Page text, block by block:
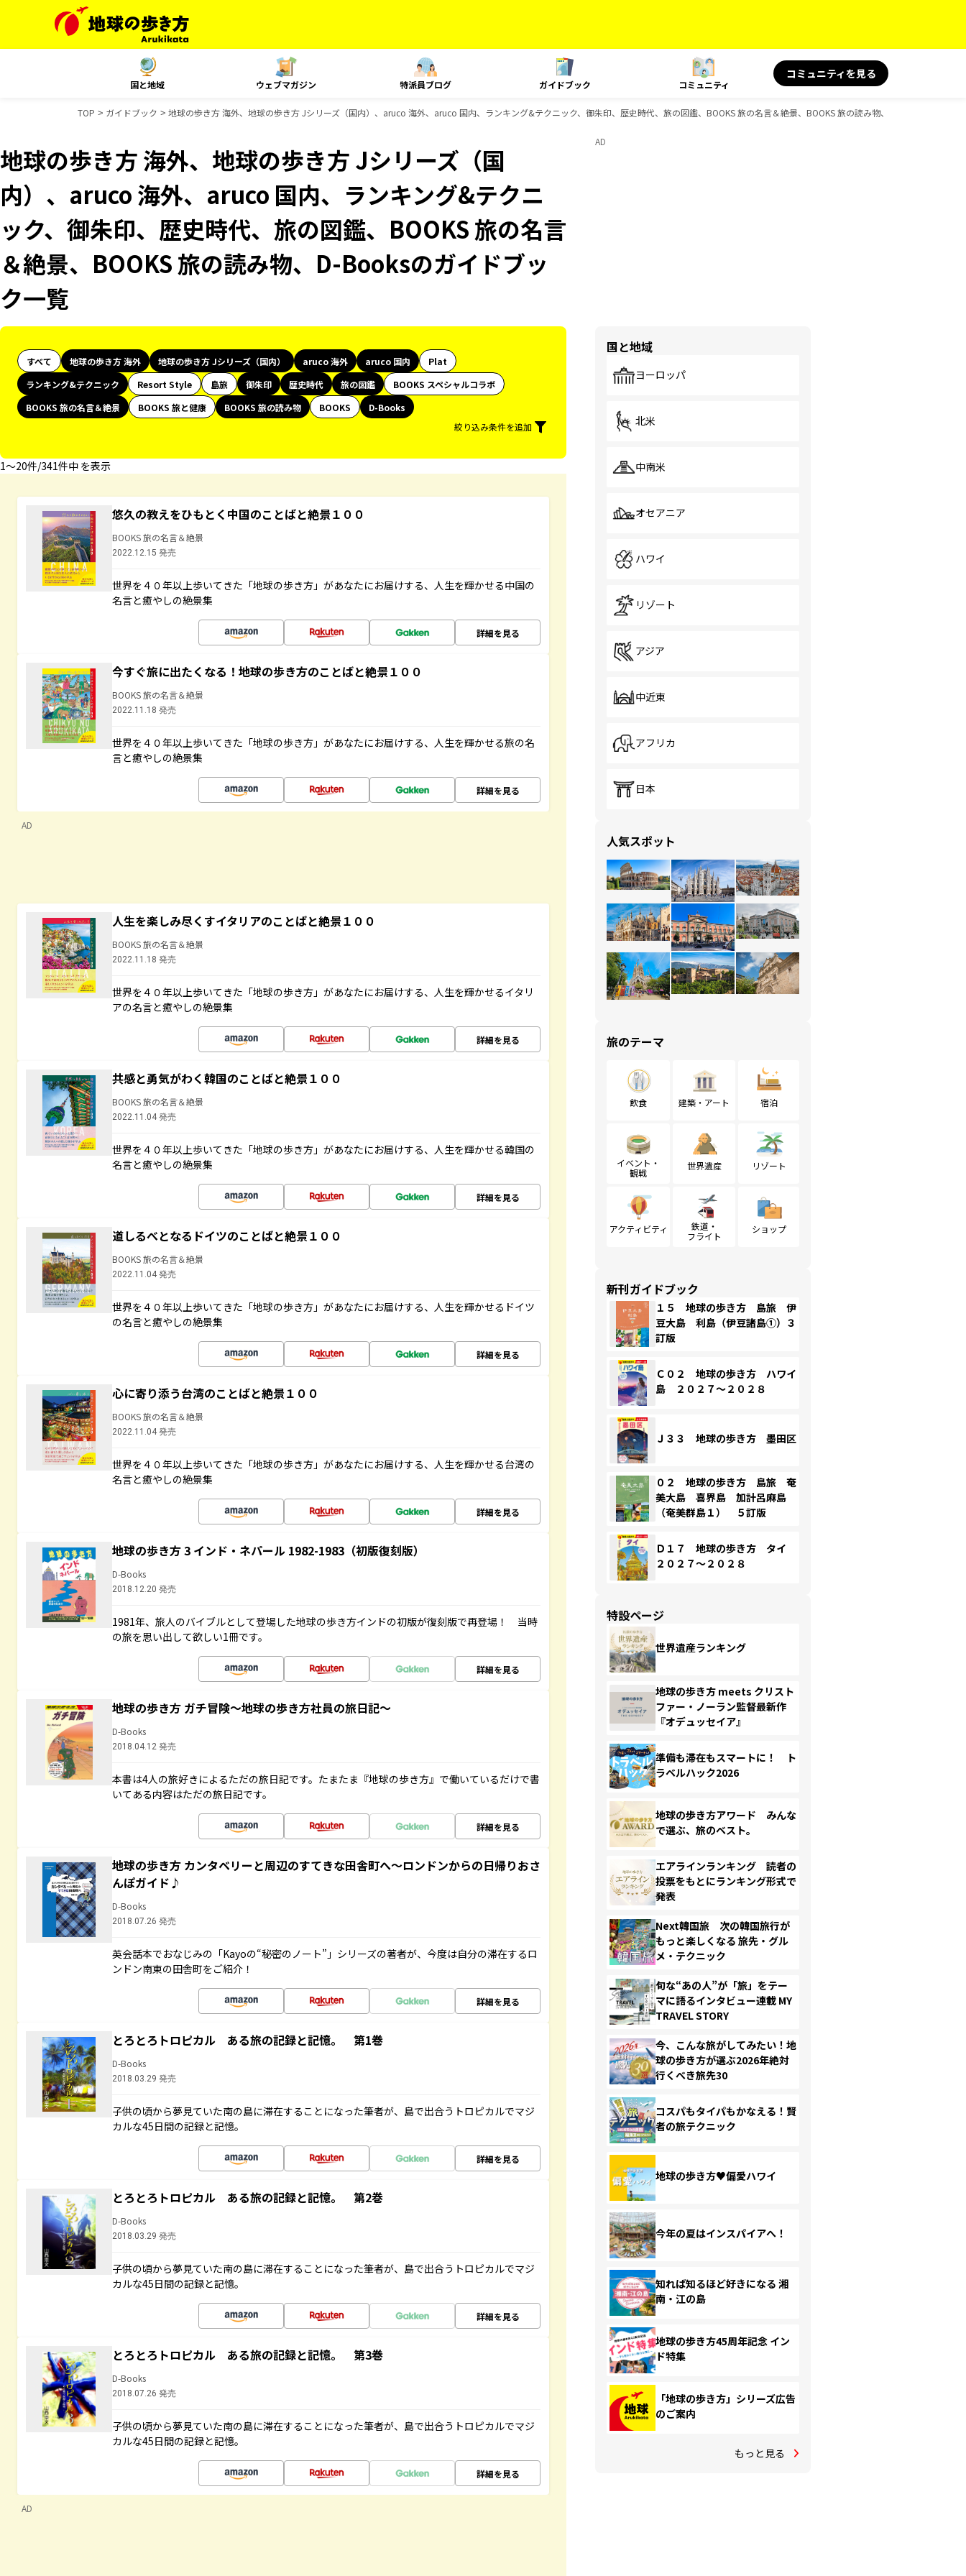
国と地域 ウェブマガジン 特派員ブログ ガイドブック コミュニティ
コミュニティを見る
TOP ガイドブック 地球の歩き方 海外、地球の歩き方 Jシリーズ（国内）、aruco 海外、aruco 国内、ランキング&テクニック、御朱印、歴史時代、旅の図鑑、BOOKS 旅の名言＆絶景、BOOKS 旅の読み物、D-Booksのガイド
地球の歩き方 海外、地球の歩き方 Jシリーズ（国
内）、aruco 海外、aruco 国内、ランキング&テクニ
ック、御朱印、歴史時代、旅の図鑑、BOOKS 旅の名言
＆絶景、BOOKS 旅の読み物、D-Booksのガイドブッ
ク一覧
すべて 地球の歩き方 海外 地球の歩き方 Jシリーズ（国内） aruco 海外 aruco 国内
Plat
ランキング&テクニック
Resort Style 島旅 御朱印 歴史時代 旅の図鑑
BOOKS スペシャルコラボ
BOOKS 旅の名言＆絶景
BOOKS 旅と健康 BOOKS 旅の読み物 BOOKS
D-Books
絞り込み条件を追加
1〜20件/341件中 を表示
悠久の教えをひもとく中国のことばと絶景１００
BOOKS 旅の名言＆絶景
2022.12.15 発売
世界を４０年以上歩いてきた「地球の歩き方」があなたにお届けする、人生を輝かせる中国の
名言と癒やしの絶景集
詳細を見る
今すぐ旅に出たくなる！地球の歩き方のことばと絶景１００
BOOKS 旅の名言＆絶景
2022.11.18 発売
世界を４０年以上歩いてきた「地球の歩き方」があなたにお届けする、人生を輝かせる旅の名
言と癒やしの絶景集
詳細を見る
AD
人生を楽しみ尽くすイタリアのことばと絶景１００
BOOKS 旅の名言＆絶景
2022.11.18 発売
世界を４０年以上歩いてきた「地球の歩き方」があなたにお届けする、人生を輝かせるイタリ
アの名言と癒やしの絶景集
詳細を見る
共感と勇気がわく韓国のことばと絶景１００
BOOKS 旅の名言＆絶景
2022.11.04 発売
世界を４０年以上歩いてきた「地球の歩き方」があなたにお届けする、人生を輝かせる韓国の
名言と癒やしの絶景集
詳細を見る
道しるべとなるドイツのことばと絶景１００
BOOKS 旅の名言＆絶景
2022.11.04 発売
世界を４０年以上歩いてきた「地球の歩き方」があなたにお届けする、人生を輝かせるドイツ
の名言と癒やしの絶景集
詳細を見る
心に寄り添う台湾のことばと絶景１００
BOOKS 旅の名言＆絶景
2022.11.04 発売
世界を４０年以上歩いてきた「地球の歩き方」があなたにお届けする、人生を輝かせる台湾の
名言と癒やしの絶景集
詳細を見る
地球の歩き方 3 インド・ネパール 1982-1983（初版復刻版）
D-Books
2018.12.20 発売
1981年、旅人のバイブルとして登場した地球の歩き方インドの初版が復刻版で再登場！ 当時
の旅を思い出して欲しい1冊です。
詳細を見る
地球の歩き方 ガチ冒険～地球の歩き方社員の旅日記～
D-Books
2018.04.12 発売
本書は4人の旅好きによるただの旅日記です。たまたま『地球の歩き方』で働いているだけで書
いてある内容はただの旅日記です。
詳細を見る
地球の歩き方 カンタベリーと周辺のすてきな田舎町へ～ロンドンからの日帰りおさ
んぽガイド♪
D-Books
2018.07.26 発売
英会話本でおなじみの「Kayoの“秘密のノート”」シリーズの著者が、今度は自分の滞在するロ
ンドン南東の田舎町をご紹介！
詳細を見る
とろとろトロピカル ある旅の記録と記憶。 第1巻
D-Books
2018.03.29 発売
子供の頃から夢見ていた南の島に滞在することになった筆者が、島で出合うトロピカルでマジ
カルな45日間の記録と記憶。
詳細を見る
とろとろトロピカル ある旅の記録と記憶。 第2巻
D-Books
2018.03.29 発売
子供の頃から夢見ていた南の島に滞在することになった筆者が、島で出合うトロピカルでマジ
カルな45日間の記録と記憶。
詳細を見る
とろとろトロピカル ある旅の記録と記憶。 第3巻
D-Books
2018.07.26 発売
子供の頃から夢見ていた南の島に滞在することになった筆者が、島で出合うトロピカルでマジ
カルな45日間の記録と記憶。
詳細を見る
AD
AD
国と地域
ヨーロッパ
北米
中南米
オセアニア
ハワイ
リゾート
アジア
中近東
アフリカ
日本
人気スポット
旅のテーマ
飲食 建築・アート 宿泊
イベント・
観戦
世界遺産 リゾート
アクティビティ
鉄道・
フライト
ショップ
新刊ガイドブック
１５ 地球の歩き方 島旅 伊
豆大島 利島（伊豆諸島①）３
訂版
Ｃ０２ 地球の歩き方 ハワイ
島 ２０２７～２０２８
Ｊ３３ 地球の歩き方 墨田区
０２ 地球の歩き方 島旅 奄
美大島 喜界島 加計呂麻島
（奄美群島１） ５訂版
Ｄ１７ 地球の歩き方 タイ
２０２７～２０２８
特設ページ
世界遺産ランキング
地球の歩き方 meets クリスト
ファー・ノーラン監督最新作
『オデュッセイア』
準備も滞在もスマートに！ ト
ラベルハック2026
地球の歩き方アワード みんな
で選ぶ、旅のベスト。
エアラインランキング 読者の
投票をもとにランキング形式で
発表
Next韓国旅 次の韓国旅行が
もっと楽しくなる 旅先・グル
メ・テクニック
旬な“あの人”が「旅」をテー
マに語るインタビュー連載 MY
TRAVEL STORY
今、こんな旅がしてみたい！地
球の歩き方が選ぶ2026年絶対
行くべき旅先30
コスパもタイパもかなえる！賢
者の旅テクニック
地球の歩き方♥偏愛ハワイ
今年の夏はインスパイアへ！
知れば知るほど好きになる 湘
南・江の島
地球の歩き方45周年記念 イン
ド特集
「地球の歩き方」シリーズ広告
のご案内
もっと見る